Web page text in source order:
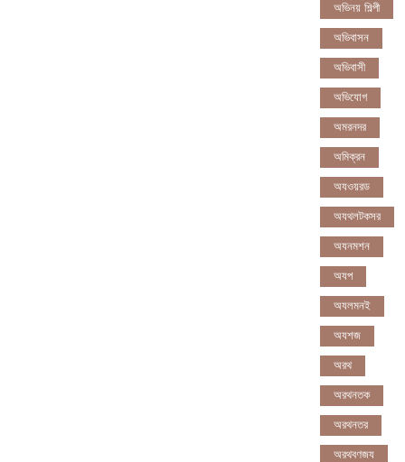
অভিনয় শিল্পী
অভিবাসন
অভিবাসী
অভিযোগ
অমরনদর
অমিক্রন
অযওয়রড
অযথলটকসর
অযনমশন
অযপ
অযলমনই
অযশজ
অরথ
অরথনতক
অরথনতর
অরথবণজয